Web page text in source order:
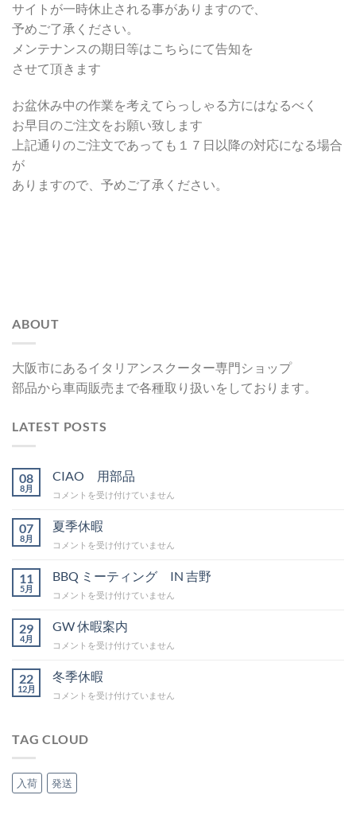
サイトが一時休止される事がありますので、
予めご了承ください。
メンテナンスの期日等はこちらにて告知を
させて頂きます
お盆休み中の作業を考えてらっしゃる方にはなるべく
お早目のご注文をお願い致します
上記通りのご注文であっても１７日以降の対応になる場合
が
ありますので、予めご了承ください。
ABOUT
大阪市にあるイタリアンスクーター専門ショップ
部品から車両販売まで各種取り扱いをしております。
LATEST POSTS
08
8月
CIAO 用部品
CIAO
部
品
は
コメントを受け付けていません
07
8月
夏季休暇
夏
休
暇
は
コメントを受け付けていません
11
5月
BBQ ミーティング IN 吉野
BBQ
ー
テ
ィ
グ
吉
コメントを受け付けていません
29
4月
GW 休暇案内
GW
暇
案
内
コメントを受け付けていません
22
12月
冬季休暇
冬
暇
コメントを受け付けていません
TAG CLOUD
入荷 発送